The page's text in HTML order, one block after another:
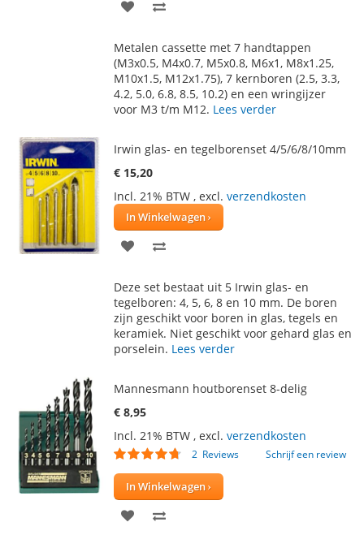
VOEG
AAN
VERLANGLIJST
TE
VERGELIJKEN
Metalen cassette met 7 handtappen
(M3x0.5, M4x0.7, M5x0.8, M6x1, M8x1.25,
M10x1.5, M12x1.75), 7 kernboren (2.5, 3.3,
4.2, 5.0, 6.8, 8.5, 10.2) en een wringijzer
voor M3 t/m M12. Lees verder
Irwin glas- en tegelborenset 4/5/6/8/10mm
€ 15,20
Incl. 21% BTW , excl. verzendkosten
In Winkelwagen
VOEG
AAN
VERLANGLIJST
TE
VERGELIJKEN
Deze set bestaat uit 5 Irwin glas- en
tegelboren: 4, 5, 6, 8 en 10 mm. De boren
zijn geschikt voor boren in glas, tegels en
keramiek. Niet geschikt voor gehard glas en
porselein. Lees verder
Mannesmann houtborenset 8-delig
€ 8,95
Incl. 21% BTW , excl. verzendkosten
Waardering:
2 Reviews Schrijf een review
In Winkelwagen
VOEG